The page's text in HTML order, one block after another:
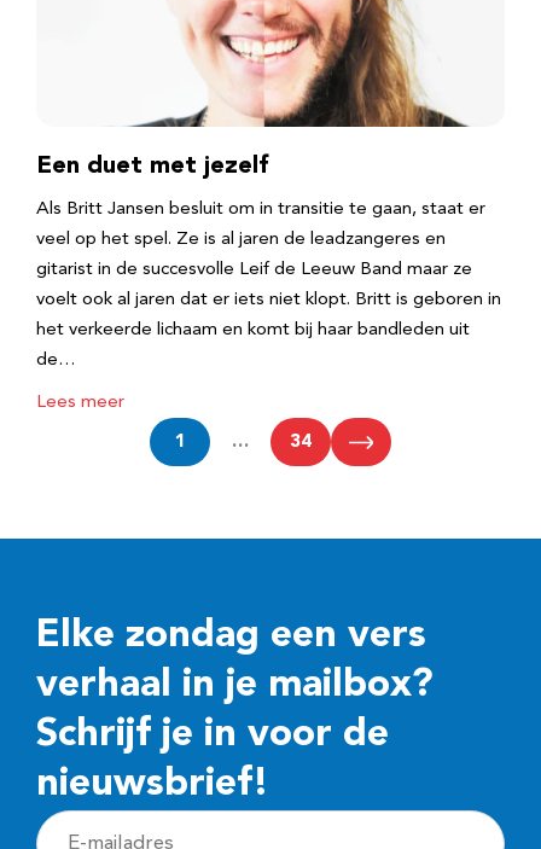
Een duet met jezelf
Als Britt Jansen besluit om in transitie te gaan, staat er
veel op het spel. Ze is al jaren de leadzangeres en
gitarist in de succesvolle Leif de Leeuw Band maar ze
voelt ook al jaren dat er iets niet klopt. Britt is geboren in
het verkeerde lichaam en komt bij haar bandleden uit
de…
Lees meer
1 … 34
Elke zondag een vers
verhaal in je mailbox?
Schrijf je in voor de
nieuwsbrief!
E